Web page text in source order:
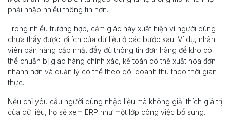
phải nhập nhiều thông tin hơn.
Trong nhiều trường hợp, cảm giác này xuất hiện vì người dùng
chưa thấy được lợi ích của dữ liệu ở các bước sau. Ví dụ, nhân
viên bán hàng cập nhật đầy đủ thông tin đơn hàng để kho có
thể chuẩn bị giao hàng chính xác, kế toán có thể xuất hóa đơn
nhanh hơn và quản lý có thể theo dõi doanh thu theo thời gian
thực.
Nếu chỉ yêu cầu người dùng nhập liệu mà không giải thích giá trị
của dữ liệu, họ sẽ xem ERP như một lớp công việc bổ sung.